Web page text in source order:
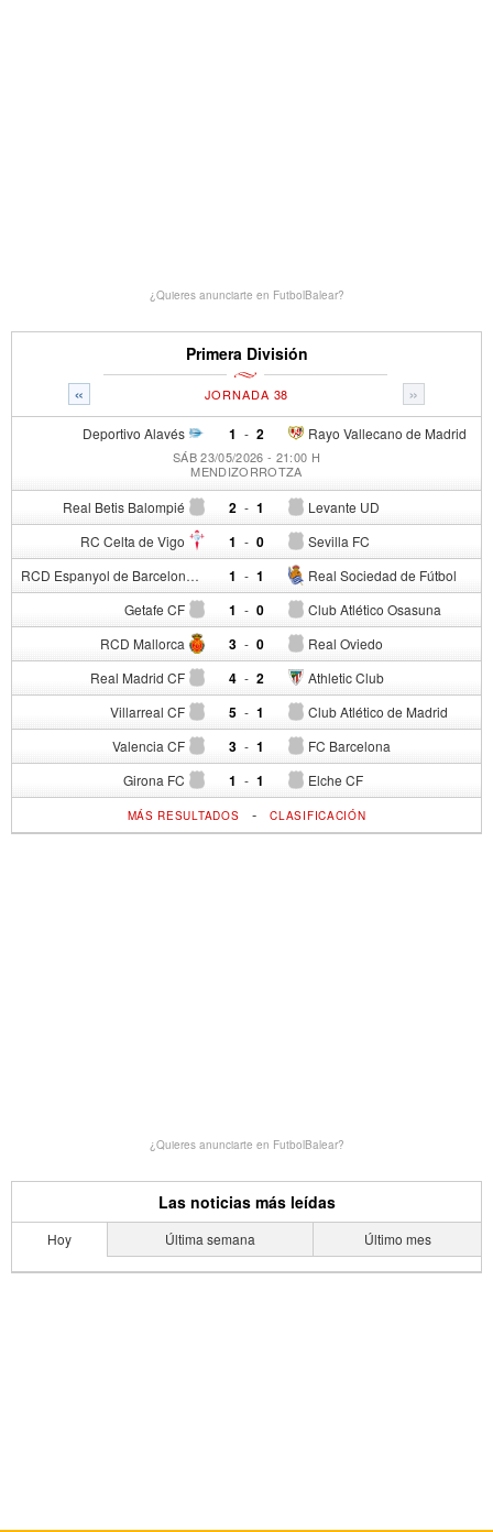
¿Quieres anunciarte en FutbolBalear?
Primera División
« »
JORNADA 38
Deportivo Alavés 1 - Rayo Vallecano de Madrid
2
SÁB 23/05/2026 - 21:00 H
MENDIZORROTZA
Real Betis Balompié 2 - Levante UD
1
RC Celta de Vigo 1 - Sevilla FC
0
RCD Espanyol de Barcelona 1 - Real Sociedad de Fútbol
1
Getafe CF 1 - Club Atlético Osasuna
0
RCD Mallorca 3 - Real Oviedo
0
Real Madrid CF 4 - Athletic Club
2
Villarreal CF 5 - Club Atlético de Madrid
1
Valencia CF 3 - FC Barcelona
1
Girona FC 1 - Elche CF
1
MÁS RESULTADOS -CLASIFICACIÓN
¿Quieres anunciarte en FutbolBalear?
Las noticias más leídas
Hoy Última semana Último mes